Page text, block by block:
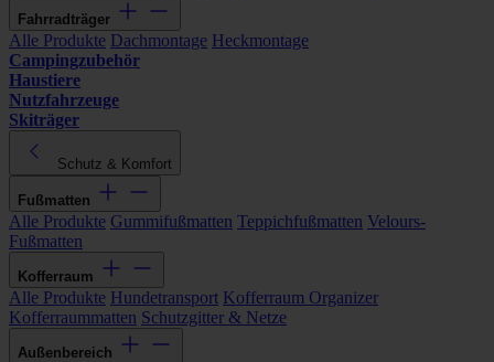
Fahrradträger
Alle Produkte Dachmontage Heckmontage
Campingzubehör
Haustiere
Nutzfahrzeuge
Skiträger
Schutz & Komfort
Fußmatten
Alle Produkte Gummifußmatten Teppichfußmatten Velours-
Fußmatten
Kofferraum
Alle Produkte Hundetransport Kofferraum Organizer
Kofferraummatten Schutzgitter & Netze
Außenbereich